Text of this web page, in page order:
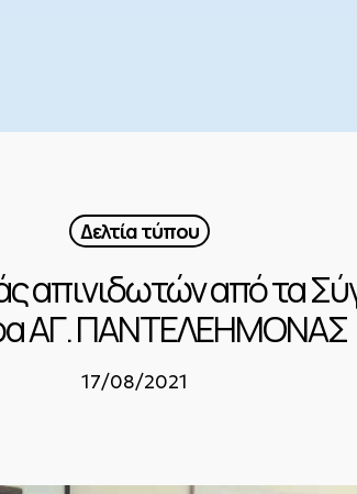
Δελτία τύπου
απινιδωτών από τα
ΑΓ. ΠΑΝΤΕΛΕΗΜΟΝΑΣ
17/08/2021